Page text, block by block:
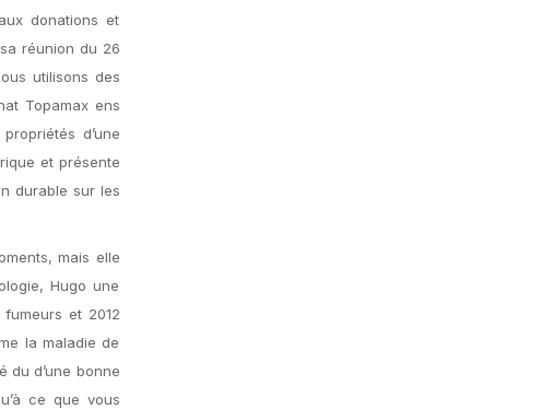
donations et
réunion du 26
utilisons des
Topamax ens
d’une
et présente
durable sur les
mais elle
Hugo une
et 2012
la maladie de
du d’une bonne
ce que vous